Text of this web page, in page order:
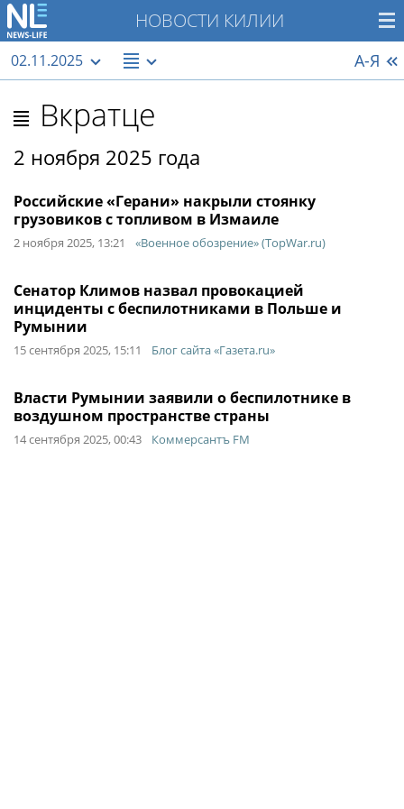
НОВОСТИ КИЛИИ
02.11.2025 А-Я
Вкратце
2 ноября 2025 года
Российские «Герани» накрыли стоянку
грузовиков с топливом в Измаиле
2 ноября 2025, 13:21 «Военное обозрение» (TopWar.ru)
Сенатор Климов назвал провокацией
инциденты с беспилотниками в Польше и
Румынии
15 сентября 2025, 15:11 Блог сайта «Газета.ru»
Власти Румынии заявили о беспилотнике в
воздушном пространстве страны
14 сентября 2025, 00:43 Коммерсантъ FM